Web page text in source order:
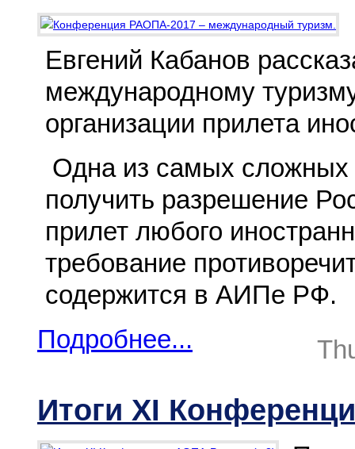
Евгений Кабанов
международному
организации прилета
Одна из самых сложных
получить разрешение
прилет любого
требование
содержится в АИПе РФ.
Подробнее...
Итоги XI